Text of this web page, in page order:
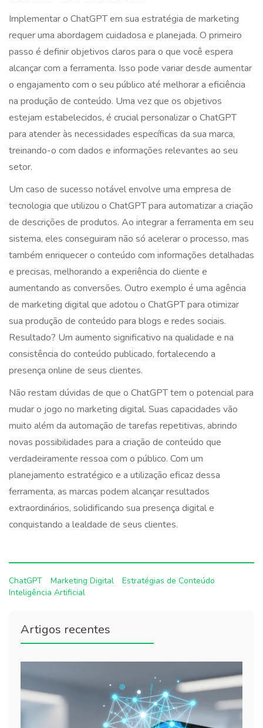
Implementar o ChatGPT em sua estratégia de marketing
requer uma abordagem cuidadosa e planejada. O primeiro
passo é definir objetivos claros para o que você espera
alcançar com a ferramenta. Isso pode variar desde aumentar
o engajamento com o seu público até melhorar a eficiência
na produção de conteúdo. Uma vez que os objetivos
estejam estabelecidos, é crucial personalizar o ChatGPT
para atender às necessidades específicas da sua marca,
treinando-o com dados e informações relevantes ao seu
setor.
Um caso de sucesso notável envolve uma empresa de
tecnologia que utilizou o ChatGPT para automatizar a criação
de descrições de produtos. Ao integrar a ferramenta em seu
sistema, eles conseguiram não só acelerar o processo, mas
também enriquecer o conteúdo com informações detalhadas
e precisas, melhorando a experiência do cliente e
aumentando as conversões. Outro exemplo é uma agência
de marketing digital que adotou o ChatGPT para otimizar
sua produção de conteúdo para blogs e redes sociais.
Resultado? Um aumento significativo na qualidade e na
consistência do conteúdo publicado, fortalecendo a
presença online de seus clientes.
Não restam dúvidas de que o ChatGPT tem o potencial para
mudar o jogo no marketing digital. Suas capacidades vão
muito além da automação de tarefas repetitivas, abrindo
novas possibilidades para a criação de conteúdo que
verdadeiramente ressoa com o público. Com um
planejamento estratégico e a utilização eficaz dessa
ferramenta, as marcas podem alcançar resultados
extraordinários, solidificando sua presença digital e
conquistando a lealdade de seus clientes.
ChatGPT Marketing Digital
Estratégias de Conteúdo
Inteligência Artificial
Artigos recentes